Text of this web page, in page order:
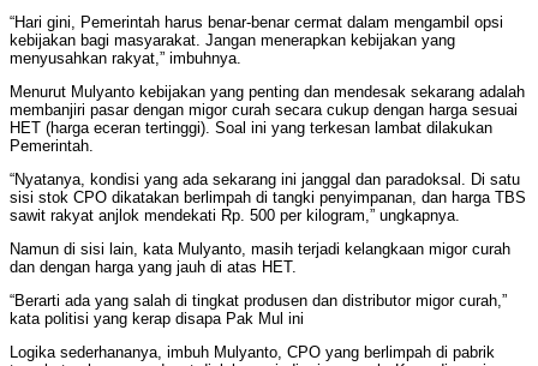
“Hari gini, Pemerintah harus benar-benar cermat dalam mengambil opsi
kebijakan bagi masyarakat. Jangan menerapkan kebijakan yang
menyusahkan rakyat,” imbuhnya.
Menurut Mulyanto kebijakan yang penting dan mendesak sekarang adalah
membanjiri pasar dengan migor curah secara cukup dengan harga sesuai
HET (harga eceran tertinggi). Soal ini yang terkesan lambat dilakukan
Pemerintah.
“Nyatanya, kondisi yang ada sekarang ini janggal dan paradoksal. Di satu
sisi stok CPO dikatakan berlimpah di tangki penyimpanan, dan harga TBS
sawit rakyat anjlok mendekati Rp. 500 per kilogram,” ungkapnya.
Namun di sisi lain, kata Mulyanto, masih terjadi kelangkaan migor curah
dan dengan harga yang jauh di atas HET.
“Berarti ada yang salah di tingkat produsen dan distributor migor curah,”
kata politisi yang kerap disapa Pak Mul ini
Logika sederhananya, imbuh Mulyanto, CPO yang berlimpah di pabrik